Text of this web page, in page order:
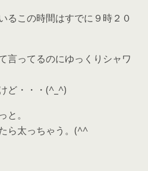
るこの時間はすでに９時２０
言ってるのにゆっくりシャワ
ど・・・(^_^)
。
ら太っちゃう。(^^ゞ